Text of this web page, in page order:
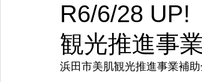
千葉 東京 神奈川
三重 滋賀 京都
R6/6/28 UP!
観光推進事
浜田市美肌観光推進事業補助